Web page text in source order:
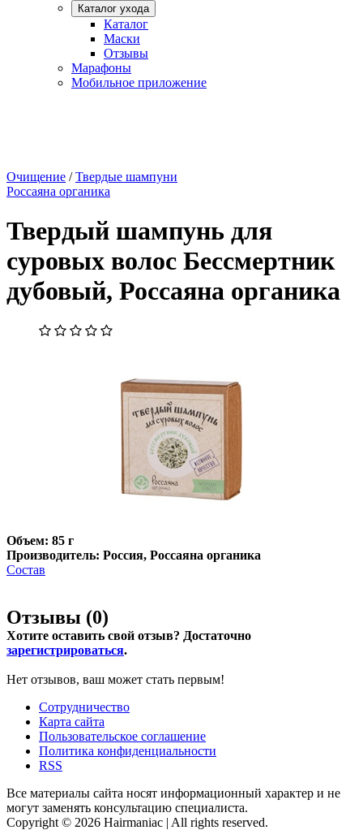
Каталог ухода
Каталог
Маски
Отзывы
Марафоны
Мобильное приложение
Очищение /Твердые шампуни
Россаяна органика
Твердый шампунь для
суровых волос Бессмертник
дубовый, Россаяна органика
Объем: 85 г
Производитель: Россия, Россаяна органика
Состав
Отзывы (0)
Хотите оставить свой отзыв? Достаточно
зарегистрироваться.
Нет отзывов, ваш может стать первым!
Сотрудничество
Карта сайта
Пользовательское соглашение
Политика конфиденциальности
RSS
Все материалы сайта носят информационный характер и не
могут заменять консультацию специалиста.
Copyright © 2026 Hairmaniac | All rights reserved.